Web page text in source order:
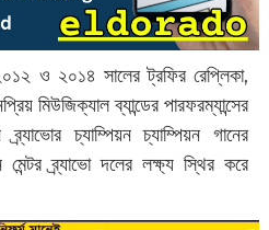
ও ২০১৪ সালের ট্রফির রেপ্লিকা,
মিউজিক্যাল ব্যান্ডের পারফরম্যান্সের
চ্যাম্পিয়ন চ্যাম্পিয়ন গানের
ব্র্যাভো দলের লক্ষ্য স্থির করে